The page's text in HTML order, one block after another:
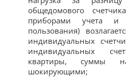
общедомового
приборами учета
пользования)
индивидуальных
индивидуальных
квартиры, суммы
шокирующими;